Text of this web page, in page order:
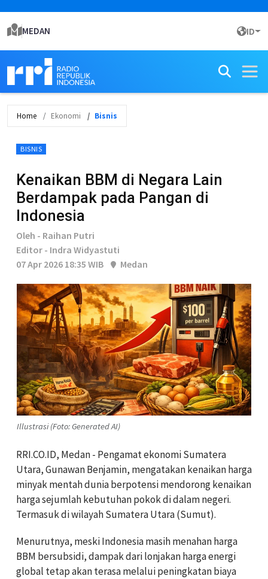
MEDAN ID
Home Ekonomi Bisnis
BISNIS
Kenaikan BBM di Negara Lain
Berdampak pada Pangan di
Indonesia
Oleh - Raihan Putri
Editor - Indra Widyastuti
07 Apr 2026 18:35 WIB
Medan
Illustrasi (Foto: Generated AI)
RRI.CO.ID, Medan - Pengamat ekonomi Sumatera
Utara, Gunawan Benjamin, mengatakan kenaikan harga
minyak mentah dunia berpotensi mendorong kenaikan
harga sejumlah kebutuhan pokok di dalam negeri.
Termasuk di wilayah Sumatera Utara (Sumut).
Menurutnya, meski Indonesia masih menahan harga
BBM bersubsidi, dampak dari lonjakan harga energi
global tetap akan terasa melalui peningkatan biaya